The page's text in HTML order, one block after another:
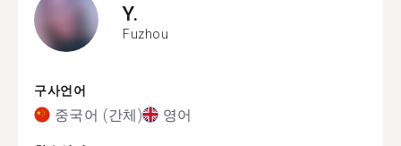
Y.
Fuzhou
구사언어
중국어 (간체) 영어